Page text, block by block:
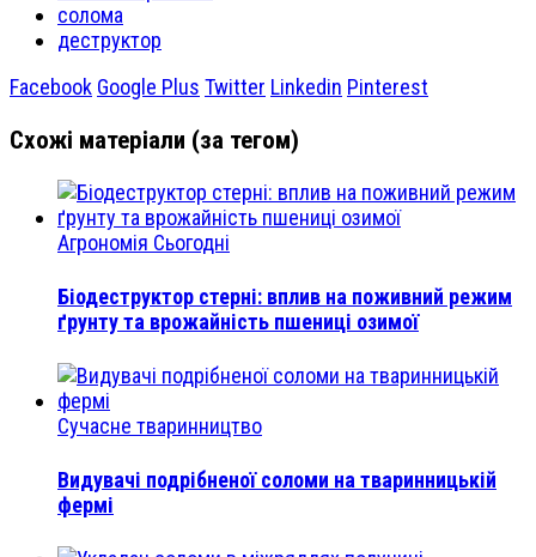
солома
деструктор
Facebook Google Plus Twitter Linkedin Pinterest
Схожі матеріали (за тегом)
Агрономія Сьогодні
Біодеструктор стерні: вплив на поживний режим
ґрунту та врожайність пшениці озимої
Сучасне тваринництво
Видувачі подрібненої соломи на тваринницькій
фермі